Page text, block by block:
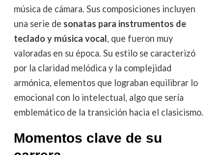
música de cámara. Sus composiciones incluyen
una serie de sonatas para instrumentos de
teclado y música vocal, que fueron muy
valoradas en su época. Su estilo se caracterizó
por la claridad melódica y la complejidad
armónica, elementos que lograban equilibrar lo
emocional con lo intelectual, algo que sería
emblemático de la transición hacia el clasicismo.
Momentos clave de su